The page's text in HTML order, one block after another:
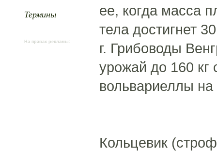
Термины
На правах рекламы:
ее, когда масса
тела достигнет
г. Грибоводы
урожай до 160 кг
вольвариеллы на
Кольцевик